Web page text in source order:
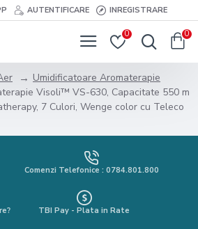
AUTENTIFICARE INREGISTRARE
0 0
Umidificatoare Aromaterapie
Visoli™ VS-630, Capacitate 550 m
7 Culori, Wenge color cu Teleco
Comenzi Telefonice : 0784.801.800
TBI Pay - Plata in Rate